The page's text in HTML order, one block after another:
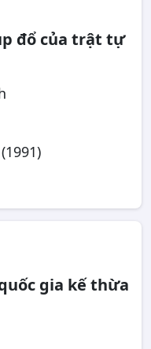
đổ của trật tự
gia kế thừa